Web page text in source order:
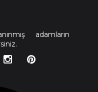
adamların